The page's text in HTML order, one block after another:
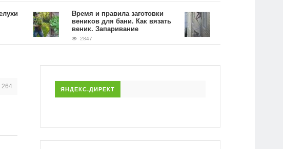
Время и правила заготовки
веников для бани. Как вязать
веник. Запаривание
2847
Народные способы
домашних условиях
2174
264 ЯНДЕКС.ДИРЕКТ